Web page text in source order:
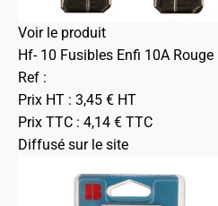
Voir le produit
Hf- 10 Fusibles Enfi 10A Rouge
Ref :
Prix HT : 3,45 € HT
Prix TTC : 4,14 € TTC
Diffusé sur le site